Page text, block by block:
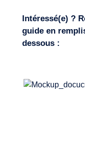
Notre aventure
Intéressé(e) ?
guide en
dessous :